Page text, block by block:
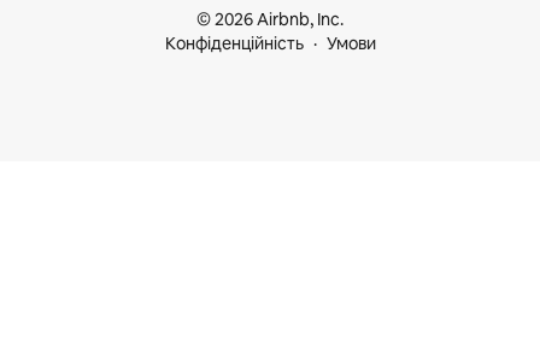
© 2026 Airbnb, Inc.
Конфіденційність
Умови